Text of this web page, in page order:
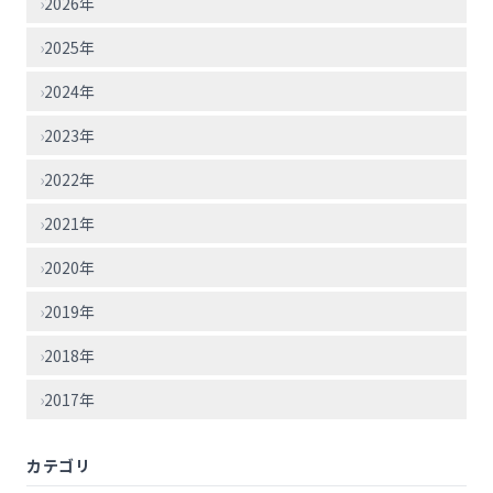
›2025年
›2024年
›2023年
›2022年
›2021年
›2020年
›2019年
›2018年
›2017年
カテゴリ